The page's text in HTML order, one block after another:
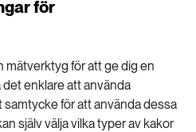
för
mätverktyg för att ge dig en
enklare att använda
för att använda dessa
själv välja vilka typer av kakor
bada i sommar
sommar